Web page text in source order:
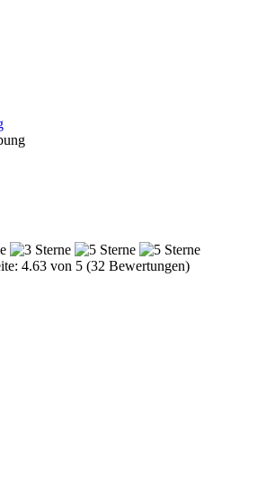
4.63 von 5 (32 Bewertungen)